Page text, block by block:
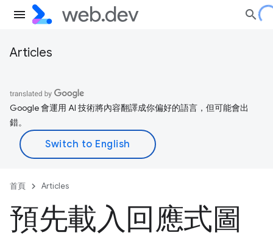
Articles
Google 會運用 AI 技術將內容翻譯成你偏好的語言，但可能會出
錯。
首頁 Articles
預先載入回應式圖